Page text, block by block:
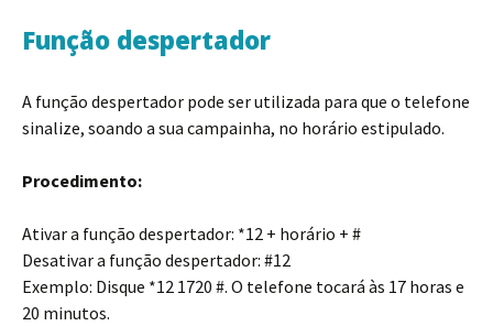
Função despertador
A função despertador pode ser utilizada para que o telefone
sinalize, soando a sua campainha, no horário estipulado.
Procedimento:
Ativar a função despertador: *12 + horário + #
Desativar a função despertador: #12
Exemplo: Disque *12 1720 #. O telefone tocará às 17 horas e
20 minutos.